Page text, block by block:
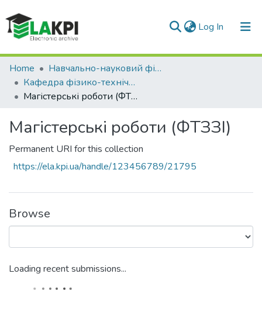
Log In (current)
Statistics
Home
Навчально-науковий фізико-технічний інститут (НН ФТІ)
Кафедра фізико-технічних засобів захисту інформації (ФТЗЗІ)
Магістерські роботи (ФТЗЗІ)
Магістерські роботи (ФТЗЗІ)
Permanent URI for this collection
https://ela.kpi.ua/handle/123456789/21795
Browse
Loading recent submissions...